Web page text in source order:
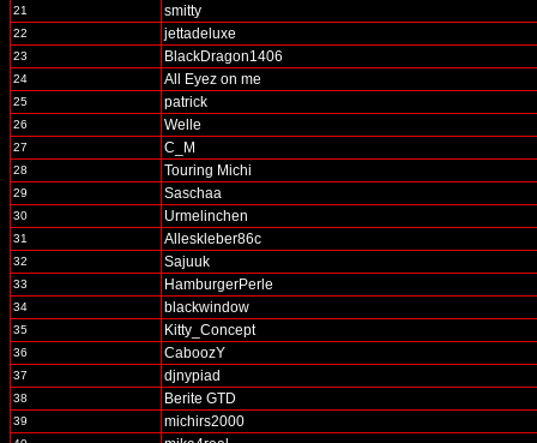
21 smitty
22 jettadeluxe
23 BlackDragon1406
24 All Eyez on me
25 patrick
26 Welle
27 C_M
28 Touring Michi
29 Saschaa
30 Urmelinchen
31 Alleskleber86c
32 Sajuuk
33 HamburgerPerle
34 blackwindow
35 Kitty_Concept
36 CaboozY
37 djnypiad
38 Berite GTD
39 michirs2000